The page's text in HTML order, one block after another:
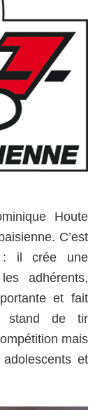
Houte
C’est
: il crée une
adhérents,
et fait
stand de tir
mais
et